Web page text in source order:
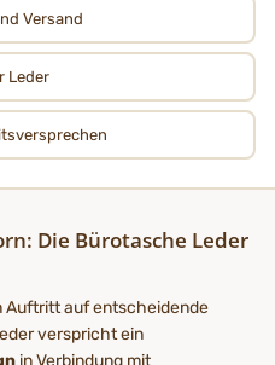
Versand
Leder
Die Bürotasche Leder
Auftritt auf entscheidende
verspricht ein
in Verbindung mit